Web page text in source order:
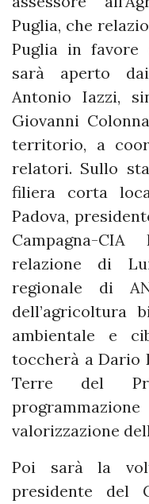
Puglia, che
Puglia in favore
sarà aperto
Antonio Iazzi,
Giovanni
territorio, a
relatori. Sullo
filiera corta
Padova,
Campagna-
relazione di
regionale di
dell’agricoltura
ambientale e
toccherà a Dario
Terre del
valorizzazione
Poi sarà la
presidente del